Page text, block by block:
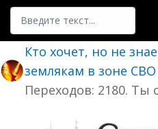
Поиск
Кто хочет, но не
землякам в зоне СВО
Переходов: 2180. Ты